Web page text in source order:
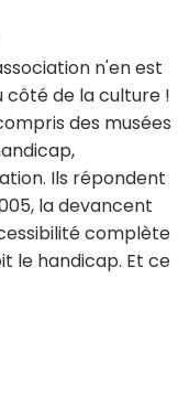
n'en est
côté de la culture !
des musées
Ils répondent
la devancent
complète
le handicap. Et ce